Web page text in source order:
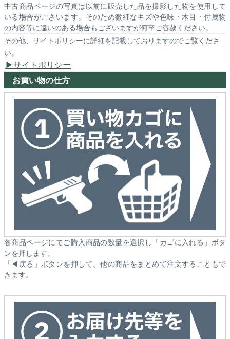
中古商品ページの写真は以前に販売した品を撮影した物を使用して
いる場合がございます。そのため微細なキズや色味・木目・付属物
の内容等に違いのある場合もございますが何卒ご容赦ください。
その他、サイトポリシーに詳細を記載しておりますのでご覧くださ
い。
サイトポリシー
お買い物の仕方
各商品ページにてご購入商品の数量を選択し「カゴに入れる」ボタ
ンを押します。
「◀戻る」ボタンを押して、他の商品をまとめて注文することもで
きます。